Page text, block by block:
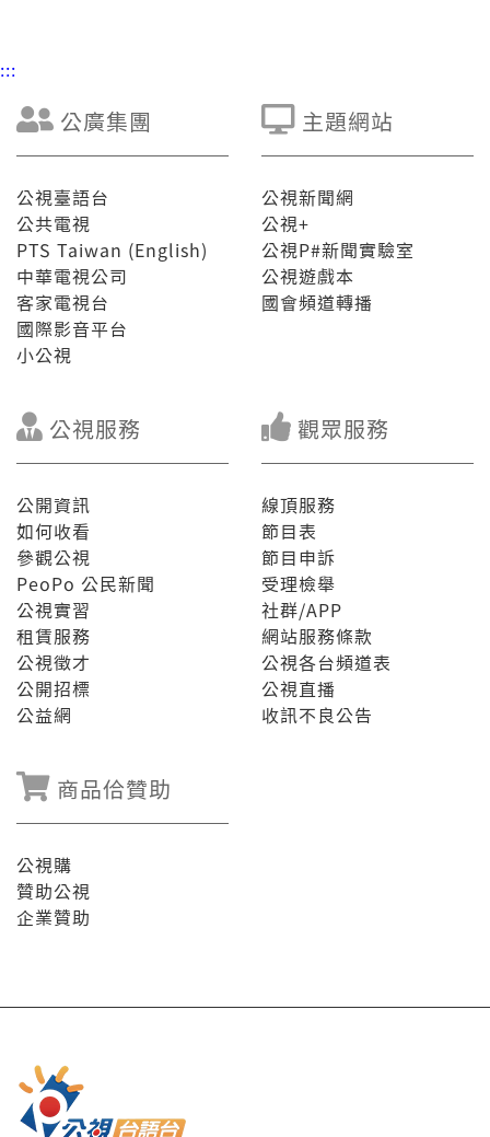
:::
公廣集團
公視臺語台
公共電視
PTS Taiwan (English)
中華電視公司
客家電視台
國際影音平台
小公視
主題網站
公視新聞網
公視+
公視P#新聞實驗室
公視遊戲本
國會頻道轉播
公視服務
公開資訊
如何收看
參觀公視
PeoPo 公民新聞
公視實習
租賃服務
公視徵才
公開招標
公益網
觀眾服務
線頂服務
節目表
節目申訴
受理檢舉
社群/APP
網站服務條款
公視各台頻道表
公視直播
收訊不良公告
商品佮贊助
公視購
贊助公視
企業贊助